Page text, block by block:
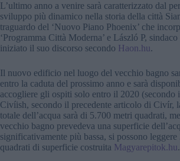
L’ultimo anno a venire sarà caratterizzato dal
sviluppo più dinamico nella storia della città
traguardo del ‘Nuovo Piano Phoenix’ che
‘Programma Città Moderna’ e László P,
iniziato il suo discorso secondo Haon.hu.
Il nuovo edificio nel luogo del vecchio bagno
entro la caduta del prossimo anno e sarà
accogliere gli ospiti solo entro il 2020 (secondo
Civíish, secondo il precedente articolo di Civír,
totale dell’acqua sarà di 5.700 metri quadrati,
vecchio bagno prevedeva una superficie
significativamente più bassa, si possono
quadrati di superficie costruita Magyarepitok.hu.